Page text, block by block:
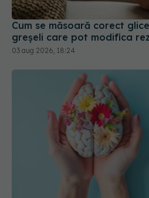
Cum se măsoară corect
greșeli care pot modifica
03 aug 2026, 18:24
Un obicei din primii ani de